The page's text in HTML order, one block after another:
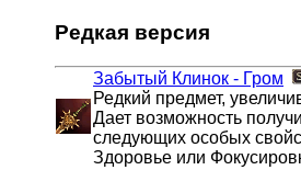
Редкая версия
Забытый Клинок - Гром
Редкий предмет,
Дает возможность
следующих особых
Здоровье или